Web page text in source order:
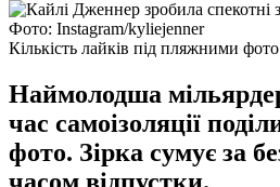
Фото: Instagram/kyliejenner
Кількість лайків під пляжними
Наймолодша
час самоізоляції
фото. Зірка сумує за
часом відпустки.